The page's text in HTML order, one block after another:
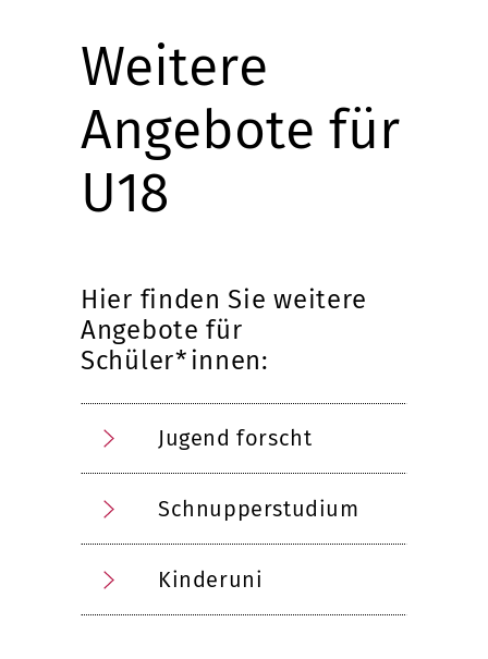
Weitere
Angebote für
U18
Hier finden Sie weitere
Angebote für
Schüler*innen:
Jugend forscht
Schnupperstudium
Kinderuni